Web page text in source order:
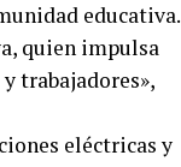
educativa.
quien impulsa
trabajadores»,
eléctricas y